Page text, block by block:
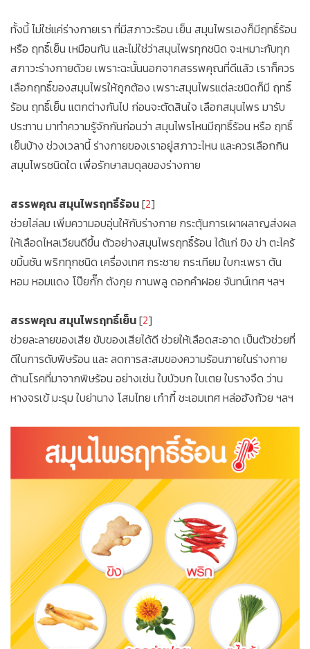
ทั้งนี้ ไม่ใช่แค่ร่างกายเรา ที่มีสภาวะร้อน เย็น สมุนไพรเองก็มีฤทธิ์ร้อน
หรือ ฤทธิ์เย็น เหมือนกัน และไม่ใช่ว่าสมุนไพรทุกชนิด จะเหมาะกับทุก
สภาวะร่างกายด้วย เพราะฉะนั้นนอกจากสรรพคุณที่ดีแล้ว เราก็ควร
เลือกฤทธิ์ของสมุนไพรให้ถูกต้อง เพราะสมุนไพรแต่ละชนิดก็มี ฤทธิ์
ร้อน ฤทธิ์เย็น แตกต่างกันไป ก่อนจะตัดสินใจ เลือกสมุนไพร มารับ
ประทาน มาทำความรู้จักกันก่อนว่า สมุนไพรไหนมีฤทธิ์ร้อน หรือ ฤทธิ์
เย็นบ้าง ช่วงเวลานี้ ร่างกายของเราอยู่สภาวะไหน และควรเลือกกิน
สมุนไพรชนิดใด เพื่อรักษาสมดุลของร่างกาย
สรรพคุณ สมุนไพรฤทธิ์ร้อน[2]
ช่วยไล่ลม เพิ่มความอบอุ่นให้กับร่างกาย กระตุ้นการเผาผลาญส่งผล
ให้เลือดไหลเวียนดีขึ้น ตัวอย่างสมุนไพรฤทธิ์ร้อน ได้แก่ ขิง ข่า ตะไคร้
ขมิ้นชัน พริกทุกชนิด เครื่องเทศ กระชาย กระเทียม ใบกะเพรา ต้น
หอม หอมแดง โป๊ยกั๊ก ตังกุย กานพลู ดอกคำฝอย จันทน์เทศ ฯลฯ
สรรพคุณ สมุนไพรฤทธิ์เย็น[2]
ช่วยละลายของเสีย ขับของเสียได้ดี ช่วยให้เลือดสะอาด เป็นตัวช่วยที่
ดีในการดับพิษร้อน และ ลดการสะสมของความร้อนภายในร่างกาย
ต้านโรคที่มาจากพิษร้อน อย่างเช่น ใบบัวบก ใบเตย ใบรางจืด ว่าน
หางจรเข้ มะรุม ใบย่านาง โสมไทย เก๋ากี้ ชะเอมเทศ หล่อฮังก้วย ฯลฯ